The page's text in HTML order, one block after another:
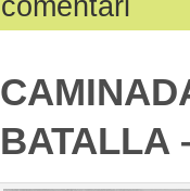
BATALLA